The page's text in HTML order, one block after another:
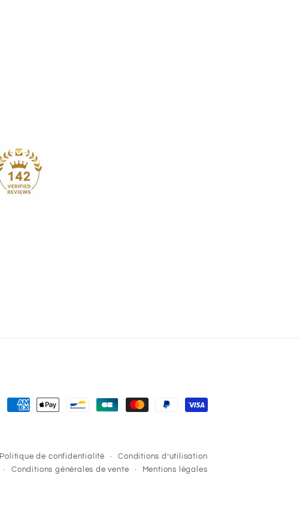
Moyens
Politique de confidentialité
Conditions d’utilisation
Conditions générales de vente Mentions légales